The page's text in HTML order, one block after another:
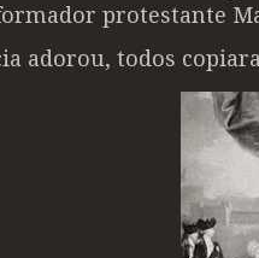
protestante
adorou, todos